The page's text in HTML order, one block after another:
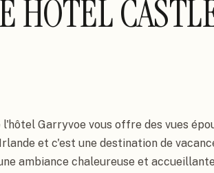
HOTEL
Garryvoe vous offre des vues
et c'est une destination de
ambiance chaleureuse et